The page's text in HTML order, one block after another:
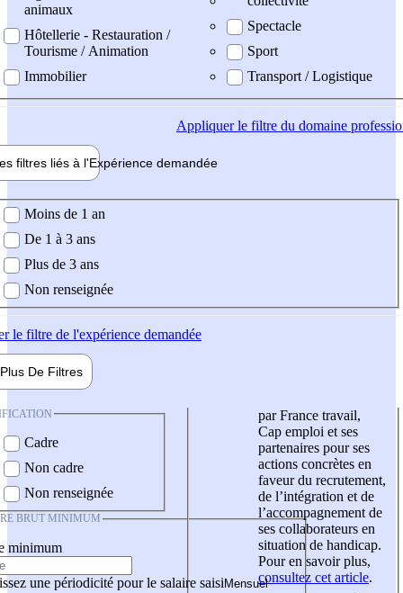
animaux
Hôtellerie - Restauration /
Tourisme / Animation
Immobilier
Spectacle
Sport
Transport / Logistique
Appliquerle filtre du domaine
filtres liés à l'Expérience demandée
demandée
Moins de 1 an
De 1 à 3 ans
Plus de 3 ans
Non renseignée
le filtre de l'expérience demandée
Plus De Filtres
Cadre
Non cadre
Non renseignée
BRUT MINIMUM
minimum
une périodicité pour le salaire saisi
par France travail,
Cap emploi et ses
partenaires pour ses
actions concrètes en
faveur du recrutement,
de l’intégration et de
l’accompagnement de
ses collaborateurs en
situation de handicap.
Pour en savoir plus,
consultez cet article.